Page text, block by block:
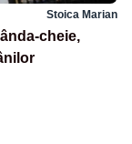
Stoica Marian
cheie,